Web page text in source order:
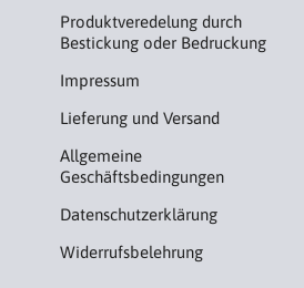
Produktveredelung durch
Bestickung oder Bedruckung
Impressum
Lieferung und Versand
Allgemeine
Geschäftsbedingungen
Datenschutzerklärung
Widerrufsbelehrung